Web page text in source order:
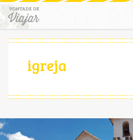
igreja